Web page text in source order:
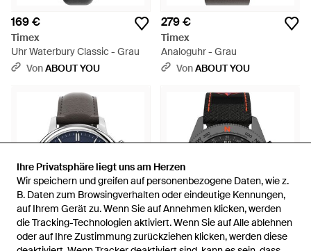
Ihre Privatsphäre liegt uns am Herzen
Wir speichern und greifen auf personenbezogene Daten, wie z.
B. Daten zum Browsingverhalten oder eindeutige Kennungen,
auf Ihrem Gerät zu. Wenn Sie auf Annehmen klicken, werden
die Tracking-Technologien aktiviert. Wenn Sie auf Alle ablehnen
oder auf Ihre Zustimmung zurückziehen klicken, werden diese
Ihre Privatsphäre liegt uns am Herzen
Wir speichern und greifen auf personenbezogene Daten, wie z.
B. Daten zum Browsingverhalten oder eindeutige Kennungen,
auf Ihrem Gerät zu. Wenn Sie auf Annehmen klicken, werden
die Tracking-Technologien aktiviert. Wenn Sie auf Alle ablehnen
oder auf Ihre Zustimmung zurückziehen klicken, werden diese
169 €
Timex
Uhr Waterbury Classic - Grau
VonABOUT YOU
279 €
Timex
Analoguhr - Grau
VonABOUT YOU